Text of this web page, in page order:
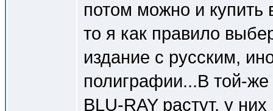
потом можно и купить
то я как правило
издание с русским,
полиграфии...В той-
BLU-RAY растут, у них